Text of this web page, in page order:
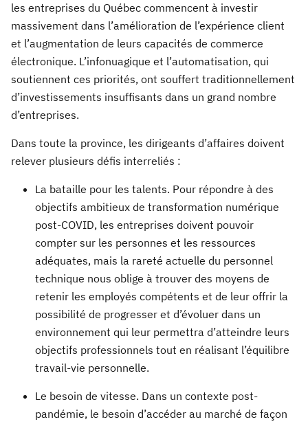
les entreprises du Québec commencent à investir
massivement dans l’amélioration de l’expérience client
et l’augmentation de leurs capacités de commerce
électronique. L’infonuagique et l’automatisation, qui
soutiennent ces priorités, ont souffert traditionnellement
d’investissements insuffisants dans un grand nombre
d’entreprises.
Dans toute la province, les dirigeants d’affaires doivent
relever plusieurs défis interreliés :
La bataille pour les talents. Pour répondre à des
objectifs ambitieux de transformation numérique
post-COVID, les entreprises doivent pouvoir
compter sur les personnes et les ressources
adéquates, mais la rareté actuelle du personnel
technique nous oblige à trouver des moyens de
retenir les employés compétents et de leur offrir la
possibilité de progresser et d’évoluer dans un
environnement qui leur permettra d’atteindre leurs
objectifs professionnels tout en réalisant l’équilibre
travail-vie personnelle.
Le besoin de vitesse. Dans un contexte post-
pandémie, le besoin d’accéder au marché de façon